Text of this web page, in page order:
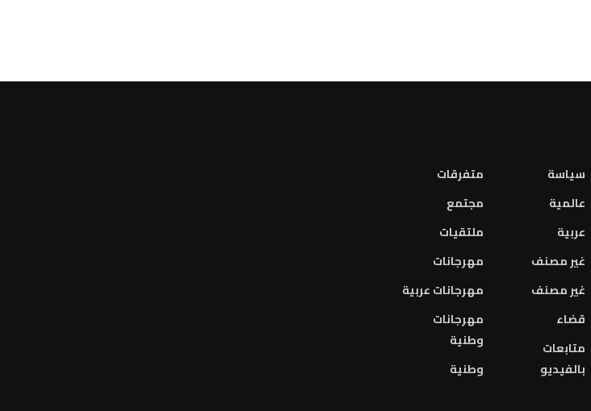
سياسة
عالمية
عربية
غير مصنف
غير مصنف
قضاء
متابعات
بالفيديو
متفرقات
مجتمع
ملتقيات
مهرجانات
مهرجانات عربية
مهرجانات
وطنية
وطنية